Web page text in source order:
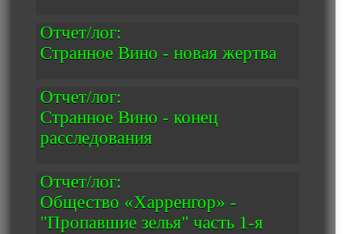
Отчет/лог:
Странное Вино - новая жертва
Отчет/лог:
Странное Вино - конец
расследования
Отчет/лог:
Общество «Харренгор» -
"Пропавшие зелья" часть 1-я